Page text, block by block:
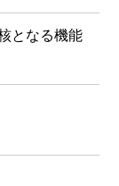
となる機能